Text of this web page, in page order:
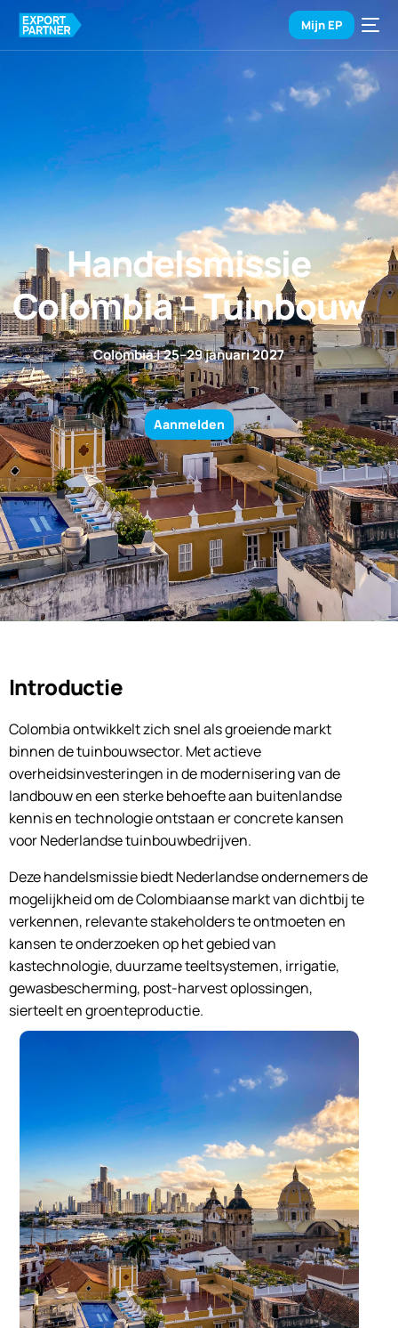
Mijn EP
Handelsmissie
Colombia – Tuinbouw
Colombia | 25–29 januari 2027
Aanmelden
Introductie
Colombia ontwikkelt zich snel als groeiende markt
binnen de tuinbouwsector. Met actieve
overheidsinvesteringen in de modernisering van de
landbouw en een sterke behoefte aan buitenlandse
kennis en technologie ontstaan er concrete kansen
voor Nederlandse tuinbouwbedrijven.
Deze handelsmissie biedt Nederlandse ondernemers de
mogelijkheid om de Colombiaanse markt van dichtbij te
verkennen, relevante stakeholders te ontmoeten en
kansen te onderzoeken op het gebied van
kastechnologie, duurzame teeltsystemen, irrigatie,
gewasbescherming, post-harvest oplossingen,
sierteelt en groenteproductie.